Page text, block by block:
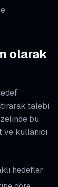
olarak
talebi
bu
kullanıcı
hedefler